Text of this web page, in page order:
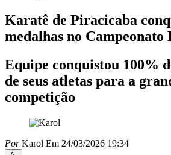
Karatê de Piracicaba
medalhas no Campeonato
Equipe conquistou 100%
de seus atletas para a
competição
PorKarol Em 24/03/2026 19:34